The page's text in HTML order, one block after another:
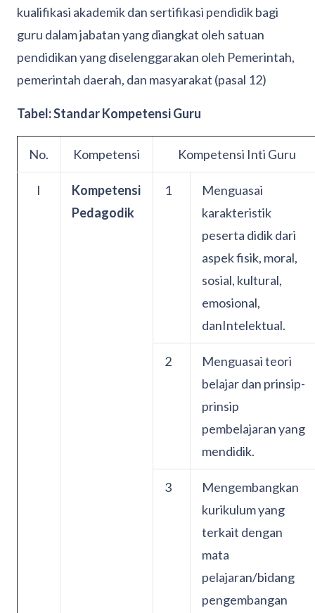
kualifikasi akademik dan sertifikasi pendidik bagi
guru dalam jabatan yang diangkat oleh satuan
pendidikan yang diselenggarakan oleh Pemerintah,
pemerintah daerah, dan masyarakat (pasal 12)
Tabel: Standar Kompetensi Guru
No. Kompetensi Kompetensi Inti Guru
I
Kompetensi
Pedagodik
1
Menguasai
karakteristik
peserta didik dari
aspek fisik, moral,
sosial, kultural,
emosional,
danIntelektual.
2
Menguasai teori
belajar dan prinsip-
prinsip
pembelajaran yang
mendidik.
3
Mengembangkan
kurikulum yang
terkait dengan
mata
pelajaran/bidang
pengembangan